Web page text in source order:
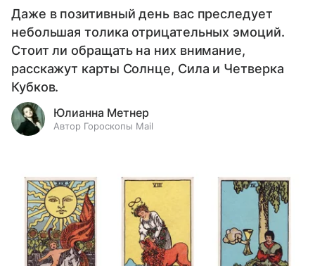
Даже в позитивный день вас преследует
небольшая толика отрицательных эмоций.
Стоит ли обращать на них внимание,
расскажут карты Солнце, Сила и Четверка
Кубков.
Юлианна Метнер
Автор Гороскопы Mail